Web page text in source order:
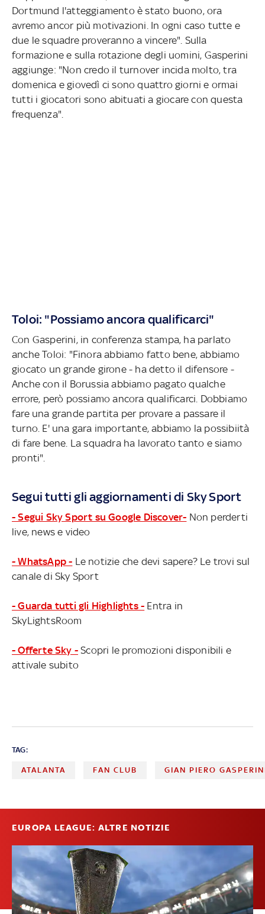
Dortmund l'atteggiamento è stato buono, ora
avremo ancor più motivazioni. In ogni caso tutte e
due le squadre proveranno a vincere". Sulla
formazione e sulla rotazione degli uomini, Gasperini
aggiunge: "Non credo il turnover incida molto, tra
domenica e giovedì ci sono quattro giorni e ormai
tutti i giocatori sono abituati a giocare con questa
frequenza".
Toloi: "Possiamo ancora qualificarci"
Con Gasperini, in conferenza stampa, ha parlato
anche Toloi: "Finora abbiamo fatto bene, abbiamo
giocato un grande girone - ha detto il difensore -
Anche con il Borussia abbiamo pagato qualche
errore, però possiamo ancora qualificarci. Dobbiamo
fare una grande partita per provare a passare il
turno. E' una gara importante, abbiamo la possibiità
di fare bene. La squadra ha lavorato tanto e siamo
pronti".
Segui tutti gli aggiornamenti di Sky Sport
- Segui Sky Sport su Google Discover- Non perderti
live, news e video
- WhatsApp - Le notizie che devi sapere? Le trovi sul
canale di Sky Sport
- Guarda tutti gli Highlights - Entra in
SkyLightsRoom
- Offerte Sky - Scopri le promozioni disponibili e
attivale subito
TAG:
ATALANTA FAN CLUB GIAN PIERO
EUROPA LEAGUE: ALTRE NOTIZIE